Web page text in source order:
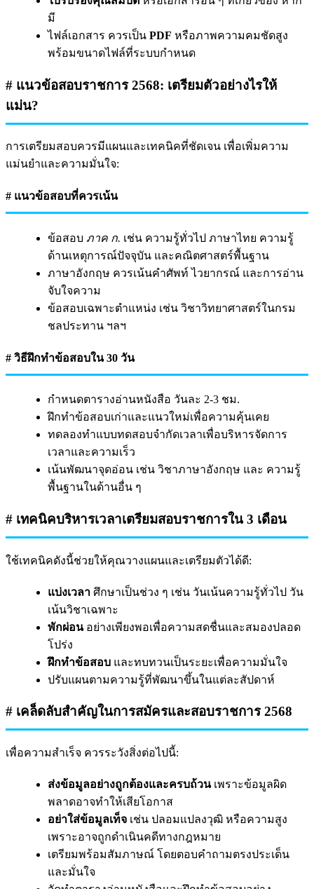
มี
ไฟล์เอกสาร ควรเป็น PDF หรือภาพความคมชัดสูง
พร้อมขนาดไฟล์ที่ระบบกำหนด
# แนวข้อสอบราชการ 2568: เตรียมตัวอย่างไรให้
แม่น?
การเตรียมสอบควรมีแผนและเทคนิคที่ชัดเจน เพื่อเพิ่มความ
แม่นยำและความมั่นใจ:
# แนวข้อสอบที่ควรเน้น
ข้อสอบ ภาค ก. เช่น ความรู้ทั่วไป ภาษาไทย ความรู้
ด้านเหตุการณ์ปัจจุบัน และคณิตศาสตร์พื้นฐาน
ภาษาอังกฤษ ควรเน้นคำศัพท์ ไวยากรณ์ และการอ่าน
จับใจความ
ข้อสอบเฉพาะตำแหน่ง เช่น วิชาวิทยาศาสตร์ในกรม
ชลประทาน ฯลฯ
# วิธีฝึกทำข้อสอบใน 30 วัน
กำหนดตารางอ่านหนังสือ วันละ 2-3 ชม.
ฝึกทำข้อสอบเก่าและแนวใหม่เพื่อความคุ้นเคย
ทดลองทำแบบทดสอบจำกัดเวลาเพื่อบริหารจัดการ
เวลาและความเร็ว
เน้นพัฒนาจุดอ่อน เช่น วิชาภาษาอังกฤษ และ ความรู้
พื้นฐานในด้านอื่น ๆ
# เทคนิคบริหารเวลาเตรียมสอบราชการใน 3 เดือน
ใช้เทคนิคดังนี้ช่วยให้คุณวางแผนและเตรียมตัวได้ดี:
แบ่งเวลา ศึกษาเป็นช่วง ๆ เช่น วันเน้นความรู้ทั่วไป วัน
เน้นวิชาเฉพาะ
พักผ่อนอย่างเพียงพอเพื่อความสดชื่นและสมองปลอด
โปร่ง
ฝึกทำข้อสอบ และทบทวนเป็นระยะเพื่อความมั่นใจ
ปรับแผนตามความรู้ที่พัฒนาขึ้นในแต่ละสัปดาห์
# เคล็ดลับสำคัญในการสมัครและสอบราชการ 2568
เพื่อความสำเร็จ ควรระวังสิ่งต่อไปนี้:
ส่งข้อมูลอย่างถูกต้องและครบถ้วนเพราะข้อมูลผิด
พลาดอาจทำให้เสียโอกาส
อย่าใส่ข้อมูลเท็จ เช่น ปลอมแปลงวุฒิ หรือความสูง
เพราะอาจถูกดำเนินคดีทางกฎหมาย
เตรียมพร้อมสัมภาษณ์ โดยตอบคำถามตรงประเด็น
และมั่นใจ